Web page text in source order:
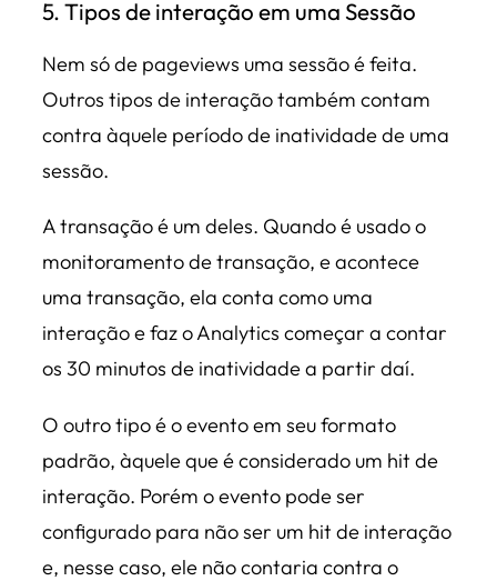
5. Tipos de interação em uma Sessão
Nem só de pageviews uma sessão é feita.
Outros tipos de interação também contam
contra àquele período de inatividade de uma
sessão.
A transação é um deles. Quando é usado o
monitoramento de transação, e acontece
uma transação, ela conta como uma
interação e faz o Analytics começar a contar
os 30 minutos de inatividade a partir daí.
O outro tipo é o evento em seu formato
padrão, àquele que é considerado um hit de
interação. Porém o evento pode ser
configurado para não ser um hit de interação
e, nesse caso, ele não contaria contra o